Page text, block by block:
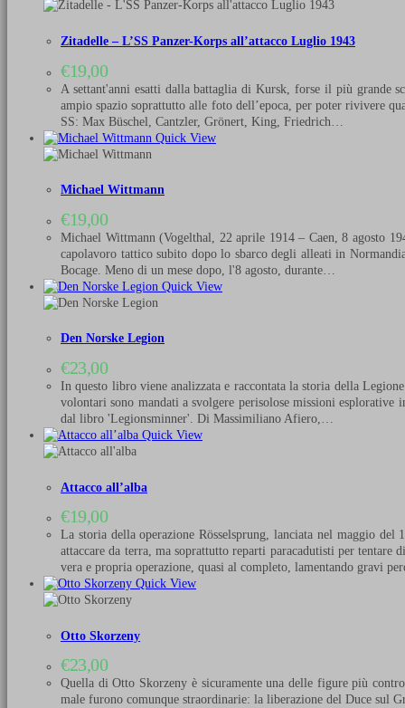
Zitadelle – L’SS Panzer-Korps all’attacco Luglio 1943
€19,00
A settant'anni esatti dalla battaglia di Kursk, forse il più grande
ampio spazio soprattutto alle foto dell’epoca, per poter rivivere
SS: Max Büschel, Cantzler, Grönert, King, Friedrich…
Quick View
Michael Wittmann
€19,00
Michael Wittmann (Vogelthal, 22 aprile 1914 – Caen, 8 agosto
capolavoro tattico subito dopo lo sbarco degli alleati in
Bocage. Meno di un mese dopo, l'8 agosto, durante…
Quick View
Den Norske Legion
€23,00
In questo libro viene analizzata e raccontata la storia della
volontari sono mandati a svolgere perisolose missioni
dal libro 'Legionsminner'. Di Massimiliano Afiero,…
Quick View
Attacco all’alba
€19,00
La storia della operazione Rösselsprung, lanciata nel maggio
attaccare da terra, ma soprattutto reparti paracadutisti per
vera e propria operazione, quasi al completo, lamentando gravi
Quick View
Otto Skorzeny
€23,00
Quella di Otto Skorzeny è sicuramente una delle figure più
male furono comunque straordinarie: la liberazione del Duce sul